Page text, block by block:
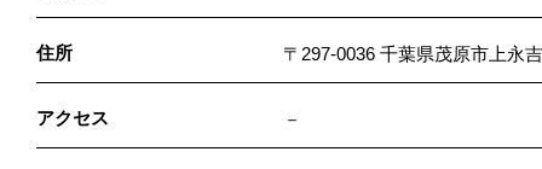
住所 〒297-0036 千葉県茂原市上永
アクセス －